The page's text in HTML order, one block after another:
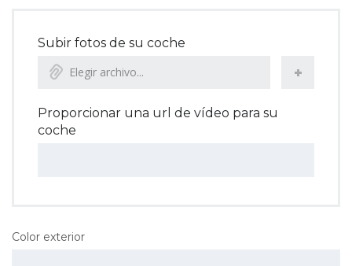
Subir fotos de su coche
Elegir archivo...
Proporcionar una url de vídeo para su
coche
Color exterior